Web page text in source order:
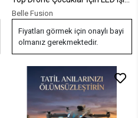
Eğlence Oyuncağı
Belle Fusion
Fiyatları görmek için onaylı bayi
olmanız gerekmektedir.